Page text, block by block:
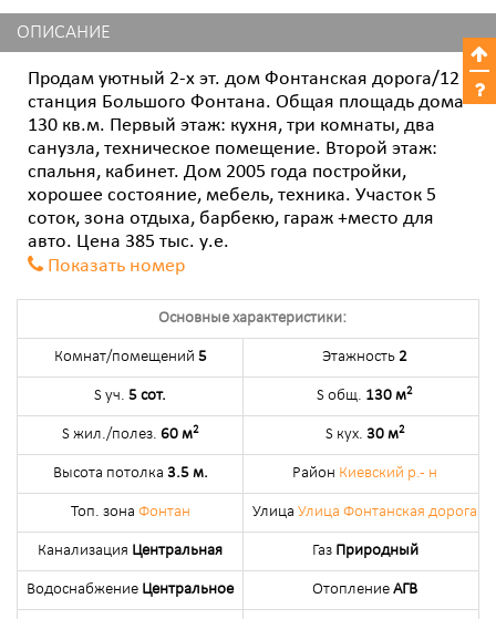
ОПИСАНИЕ
Продам уютный 2-х эт. дом Фонтанская дорога/12
станция Большого Фонтана. Общая площадь дома
130 кв.м. Первый этаж: кухня, три комнаты, два
санузла, техническое помещение. Второй этаж:
спальня, кабинет. Дом 2005 года постройки,
хорошее состояние, мебель, техника. Участок 5
соток, зона отдыха, барбекю, гараж +место для
авто. Цена 385 тыс. у.е.
Показать номер
Основные характеристики:
Комнат/помещений 5 Этажность 2
S уч. 5 сот. S общ. 130 м2
S жил./полез. 60 м2 S кух. 30 м2
Высота потолка 3.5 м. Район Киевский р.- н
Топ. зона Фонтан Улица Улица Фонтанская дорога
Канализация Центральная Газ Природный
Водоснабжение Центральное Отопление АГВ